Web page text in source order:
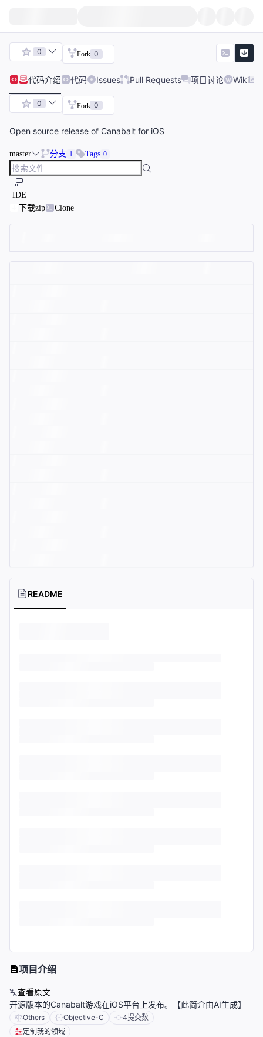
0 Fork 0
代码介绍 代码 Issues Pull Requests 项目讨论 Wiki
0 Fork 0
Open source release of Canabalt for iOS
master 分支 1 Tags 0
IDE
下载zip
Clone
README
项目介绍
查看原文
开源版本的Canabalt游戏在iOS平台上发布。【此简介由AI生成】
Others Objective-C 4提交数
定制我的领域